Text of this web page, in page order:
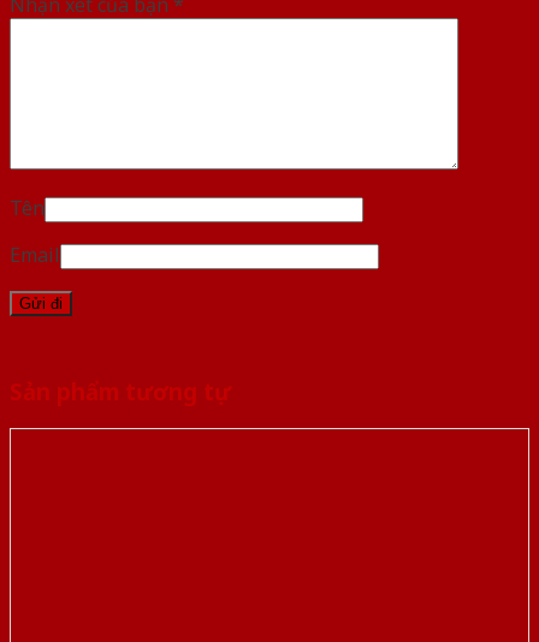
Tên
Email
Sản phẩm tương tự